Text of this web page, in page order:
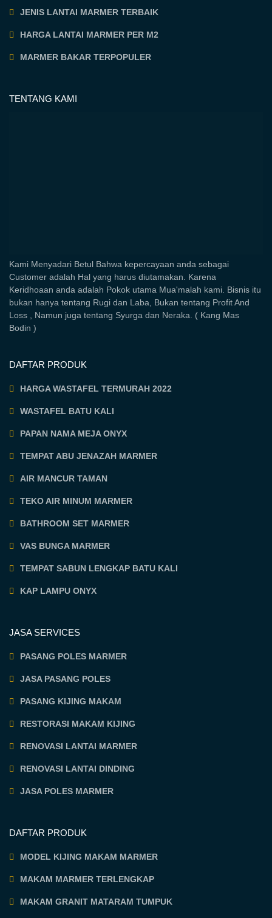
JENIS LANTAI MARMER TERBAIK
HARGA LANTAI MARMER PER M2
MARMER BAKAR TERPOPULER
TENTANG KAMI
Kami Menyadari Betul Bahwa kepercayaan anda sebagai
Customer adalah Hal yang harus diutamakan. Karena
Keridhoaan anda adalah Pokok utama Mua'malah kami. Bisnis itu
bukan hanya tentang Rugi dan Laba, Bukan tentang Profit And
Loss , Namun juga tentang Syurga dan Neraka. ( Kang Mas
Bodin )
DAFTAR PRODUK
HARGA WASTAFEL TERMURAH 2022
WASTAFEL BATU KALI
PAPAN NAMA MEJA ONYX
TEMPAT ABU JENAZAH MARMER
AIR MANCUR TAMAN
TEKO AIR MINUM MARMER
BATHROOM SET MARMER
VAS BUNGA MARMER
TEMPAT SABUN LENGKAP BATU KALI
KAP LAMPU ONYX
JASA SERVICES
PASANG POLES MARMER
JASA PASANG POLES
PASANG KIJING MAKAM
RESTORASI MAKAM KIJING
RENOVASI LANTAI MARMER
RENOVASI LANTAI DINDING
JASA POLES MARMER
DAFTAR PRODUK
MODEL KIJING MAKAM MARMER
MAKAM MARMER TERLENGKAP
MAKAM GRANIT MATARAM TUMPUK